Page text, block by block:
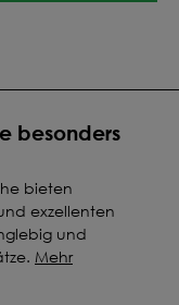
besonders
bieten
exzellenten
und
Mehr